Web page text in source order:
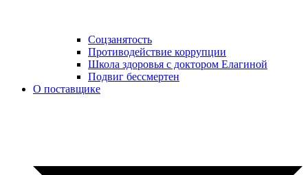
Соцзанятость
Противодействие коррупции
Школа здоровья с доктором Елагиной
Подвиг бессмертен
О поставщике